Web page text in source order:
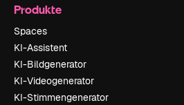
Produkte
Spaces
KI-Assistent
KI-Bildgenerator
KI-Videogenerator
KI-Stimmengenerator